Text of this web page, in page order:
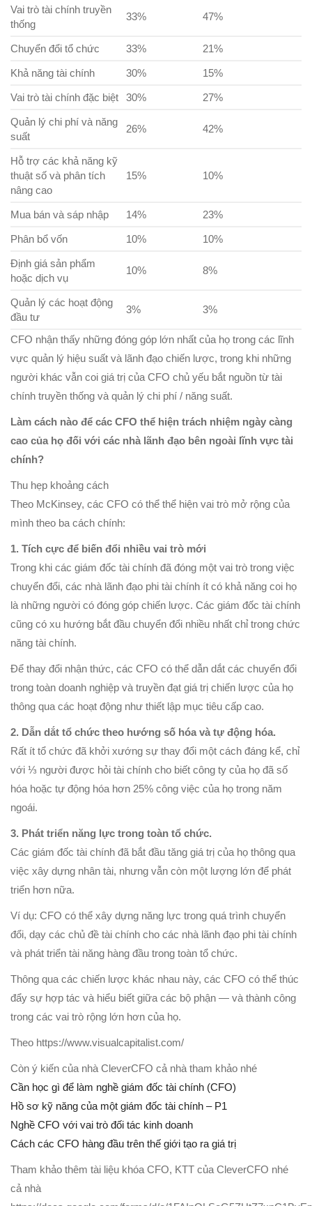
Vai trò tài chính truyền
thống
33% 47%
Chuyển đổi tổ chức 33% 21%
Khả năng tài chính 30% 15%
Vai trò tài chính đặc biệt 30% 27%
Quản lý chi phí và năng
suất
26% 42%
Hỗ trợ các khả năng kỹ
thuật số và phân tích
nâng cao
15% 10%
Mua bán và sáp nhập 14% 23%
Phân bổ vốn 10% 10%
Định giá sản phẩm
hoặc dịch vụ
10% 8%
Quản lý các hoạt động
đầu tư
3% 3%
CFO nhận thấy những đóng góp lớn nhất của họ trong các lĩnh
vực quản lý hiệu suất và lãnh đạo chiến lược, trong khi những
người khác vẫn coi giá trị của CFO chủ yếu bắt nguồn từ tài
chính truyền thống và quản lý chi phí / năng suất.
Làm cách nào để các CFO thể hiện trách nhiệm ngày càng
cao của họ đối với các nhà lãnh đạo bên ngoài lĩnh vực tài
chính?
Thu hẹp khoảng cách
Theo McKinsey, các CFO có thể thể hiện vai trò mở rộng của
mình theo ba cách chính:
1. Tích cực để biến đổi nhiều vai trò mới
Trong khi các giám đốc tài chính đã đóng một vai trò trong việc
chuyển đổi, các nhà lãnh đạo phi tài chính ít có khả năng coi họ
là những người có đóng góp chiến lược. Các giám đốc tài chính
cũng có xu hướng bắt đầu chuyển đổi nhiều nhất chỉ trong chức
năng tài chính.
Để thay đổi nhận thức, các CFO có thể dẫn dắt các chuyển đổi
trong toàn doanh nghiệp và truyền đạt giá trị chiến lược của họ
thông qua các hoạt động như thiết lập mục tiêu cấp cao.
2. Dẫn dắt tổ chức theo hướng số hóa và tự động hóa.
Rất ít tổ chức đã khởi xướng sự thay đổi một cách đáng kể, chỉ
với ⅓ người được hỏi tài chính cho biết công ty của họ đã số
hóa hoặc tự động hóa hơn 25% công việc của họ trong năm
ngoái.
3. Phát triển năng lực trong toàn tổ chức.
Các giám đốc tài chính đã bắt đầu tăng giá trị của họ thông qua
việc xây dựng nhân tài, nhưng vẫn còn một lượng lớn để phát
triển hơn nữa.
Ví dụ: CFO có thể xây dựng năng lực trong quá trình chuyển
đổi, dạy các chủ đề tài chính cho các nhà lãnh đạo phi tài chính
và phát triển tài năng hàng đầu trong toàn tổ chức.
Thông qua các chiến lược khác nhau này, các CFO có thể thúc
đẩy sự hợp tác và hiểu biết giữa các bộ phận — và thành công
trong các vai trò rộng lớn hơn của họ.
Theo https://www.visualcapitalist.com/
Còn ý kiến của nhà CleverCFO cả nhà tham khảo nhé
Cần học gì để làm nghề giám đốc tài chính (CFO)
Hồ sơ kỹ năng của một giám đốc tài chính – P1
Nghề CFO với vai trò đối tác kinh doanh
Cách các CFO hàng đầu trên thế giới tạo ra giá trị
Tham khảo thêm tài liệu khóa CFO, KTT của CleverCFO nhé
cả nhà